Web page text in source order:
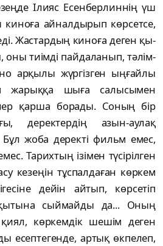
Ілияс Есенберлиннің үш
айналдырып көрсетсе,
Жастардың киноға деген қы­
тиімді пайдаланып, тәлім-
арқылы жүр­гізген ыңғайлы
жарыққа шыға салысымен
қар­ша борады. Соның бір
деректердің азын-аулақ
жоба деректі фильм емес,
Тарихтың ізімен түсіріл­ген
кезеңін тұспалдаған көр­кем
дейін ай­тып, көрсетіп
сый­майды да... Оның
қиял, көркемдік шешім деген
есептегенде, артық өкпелеп,